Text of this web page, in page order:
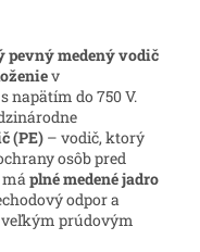
pevný medený vodič
v
napätím do 750 V.
(PE) – vodič, ktorý
osôb pred
plné medené jadro
odpor a
prúdovým